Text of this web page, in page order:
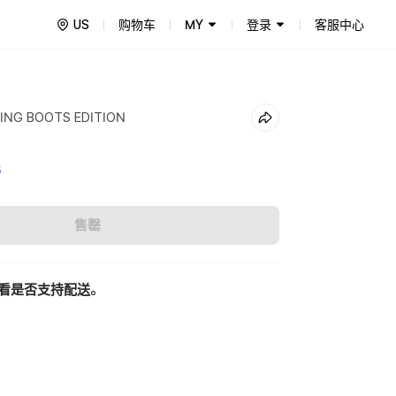
US 购物车 MY 登录 客服中心
BOOTS EDITION
售罄
是否支持配送。